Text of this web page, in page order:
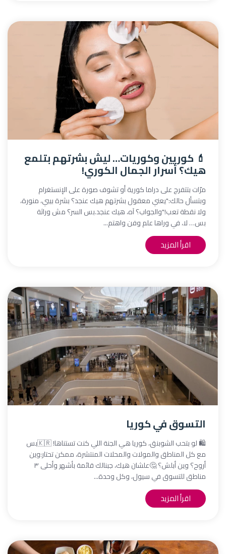
💄 كوريين وكوريات… ليش بشرتهم بتلمع
هيك؟ أسرار الجمال الكوري!
مرّات بتتفرج على دراما كورية أو تشوف صورة على الإنستغرام
وبتسأل حالك:"يعني معقول بشرتهم هيك عنجد؟ بشرة بيبي، منورة،
ولا نقطة تعب!"والجواب؟ آه، هيك عنجد.بس السر؟ مش وراثة
بس… لا، في وراها علم وفن واهتم...
اقرأ المزيد
التسوق في كوريا
🛍️ لو بتحب الشوبنق، كوريا هي الجنة اللي كنت تستناها! 🇰🇷بس
مع كل المناطق والمولات والمحلات المنتشرة، ممكن تحتار:وين
أروح؟ وين أبلش؟ 🤔علشان هيك، جبنالك قائمة بأشهر وأحلى ٣
مناطق للتسوق في سيول، وكل وحدة...
اقرأ المزيد